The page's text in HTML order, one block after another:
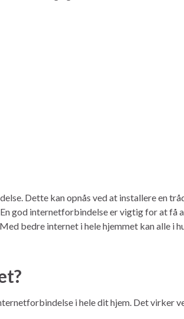
Dette kan opnås ved at installere en
god internetforbindelse er vigtig for at få
bedre internet i hele hjemmet kan alle i
i hele dit hjem. Det virker